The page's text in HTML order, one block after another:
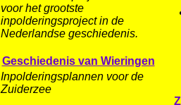
voor het grootste
inpolderingsproject in de
Nederlandse geschiedenis.
Geschiedenis van Wieringen
Inpolderingsplannen voor de
Zuiderzee